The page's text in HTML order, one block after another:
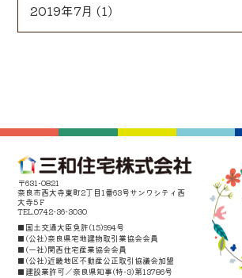
2019年7月 (1)
〒631-0821
奈良市西大寺東町2丁目1番63号サンワシティ西
大寺5Ｆ
TEL.0742-36-3030
■国土交通大臣免許(15)994号
■(公社)奈良県宅地建物取引業協会会員
■(一社)関西住宅産業協会会員
■(公社)近畿地区不動産公正取引協議会加盟
■建設業許可／奈良県知事(特-3)第13786号